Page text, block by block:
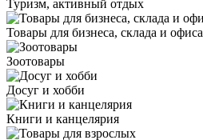
Туризм, активный отдых
Товары для бизнеса, склада и офиса
Зоотовары
Досуг и хобби
Книги и канцелярия